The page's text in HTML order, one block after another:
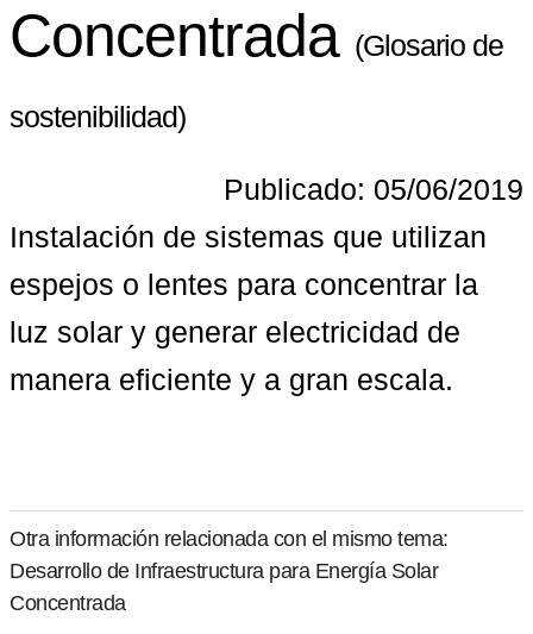
Concentrada (Glosario de
sostenibilidad)
Publicado: 05/06/2019
Instalación de sistemas que utilizan
espejos o lentes para concentrar la
luz solar y generar electricidad de
manera eficiente y a gran escala.
Otra información relacionada con el mismo tema:
Desarrollo de Infraestructura para Energía Solar
Concentrada